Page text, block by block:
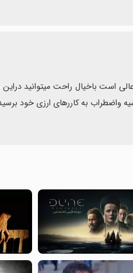
واضطراب به کاررهای ارزی خود